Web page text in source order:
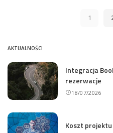
1
AKTUALNOŚCI
Integracja
rezerwacje
18/07/2026
Koszt